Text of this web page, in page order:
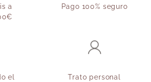
a
Pago 100% seguro
el
Trato personal